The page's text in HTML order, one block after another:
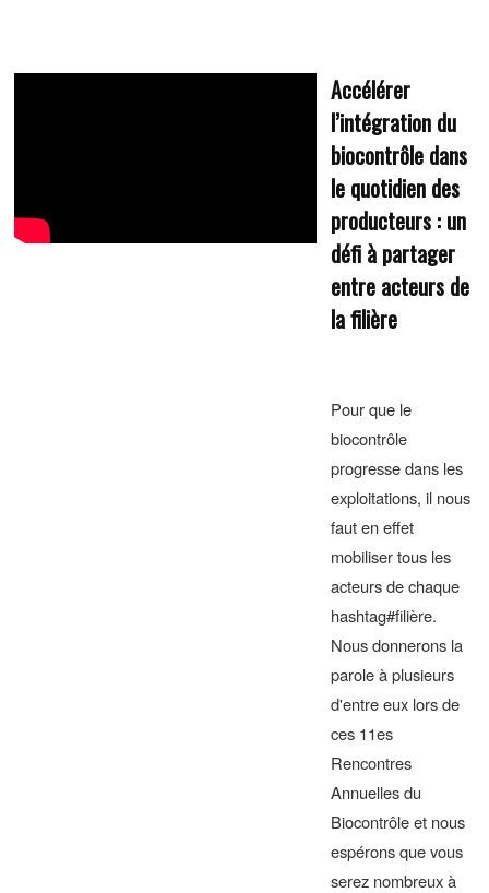
Accélérer
l’intégration du
biocontrôle dans
le quotidien des
producteurs : un
défi à partager
entre acteurs de
la filière
Pour que le
biocontrôle
progresse dans les
exploitations, il nous
faut en effet
mobiliser tous les
acteurs de chaque
hashtag#filière.
Nous donnerons la
parole à plusieurs
d'entre eux lors de
ces 11es
Rencontres
Annuelles du
Biocontrôle et nous
espérons que vous
serez nombreux à